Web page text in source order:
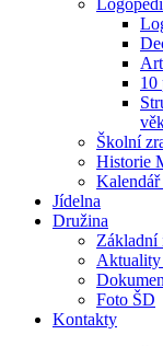
10
Školní
Historie
Jídelna
Družina
Základní
Aktuality
Foto ŠD
Kontakty